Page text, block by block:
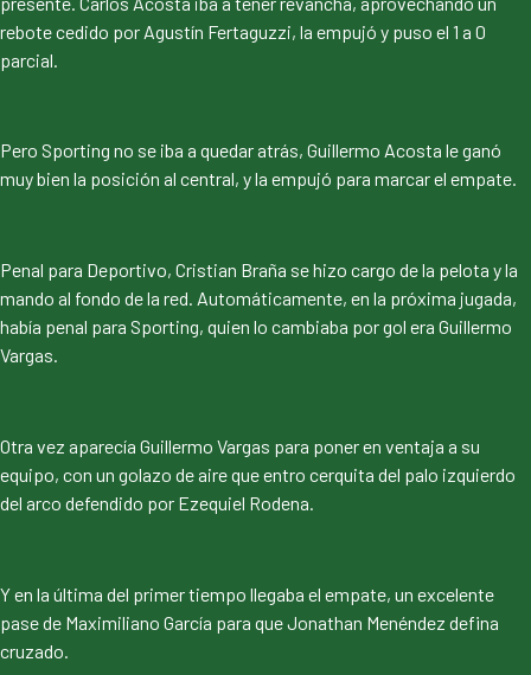
rebote cedido por Agustín Fertaguzzi, la empujó y puso el 1 a 0
parcial.
Pero Sporting no se iba a quedar atrás, Guillermo Acosta le ganó
muy bien la posición al central, y la empujó para marcar el empate.
Penal para Deportivo, Cristian Braña se hizo cargo de la pelota y la
mando al fondo de la red. Automáticamente, en la próxima jugada,
había penal para Sporting, quien lo cambiaba por gol era Guillermo
Vargas.
Otra vez aparecía Guillermo Vargas para poner en ventaja a su
equipo, con un golazo de aire que entro cerquita del palo izquierdo
del arco defendido por Ezequiel Rodena.
Y en la última del primer tiempo llegaba el empate, un excelente
pase de Maximiliano García para que Jonathan Menéndez defina
cruzado.